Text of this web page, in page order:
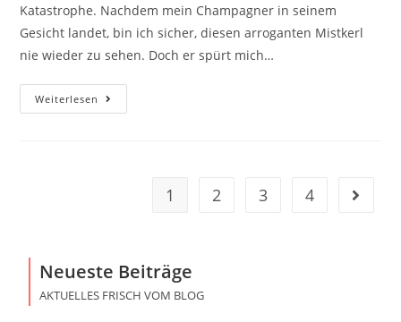
Katastrophe. Nachdem mein Champagner in seinem
Gesicht landet, bin ich sicher, diesen arroganten Mistkerl
nie wieder zu sehen. Doch er spürt mich…
Weiterlesen
1 2 3 4
Neueste Beiträge
AKTUELLES FRISCH VOM BLOG